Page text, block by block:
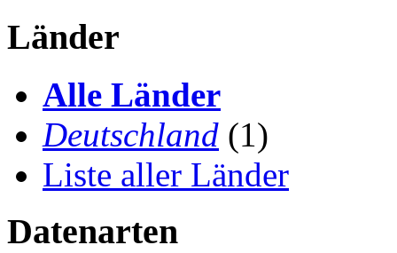
Länder
Alle Länder
Deutschland (1)
Liste aller Länder
Datenarten